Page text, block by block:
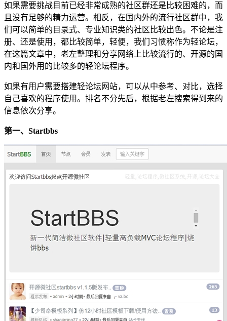
如果需要挑战目前已经非常成熟的社区群还是比较困难的，而
且没有足够的精力运营。相反，在国内外的流行社区群中，我
们可以简单的目录式、专业知识类的社区比较出色。不论是注
册、还是使用，都比较简单，轻便，我们习惯称作为轻论坛，
在这篇文章中，老左整理和分享网络上比较流行的、开源的国
内和国外用的比较多的轻论坛程序。
如果有用户需要搭建轻论坛网站，可以从中参考、对比，选择
自己喜欢的程序使用。排名不分先后，根据老左搜索得到来的
信息依次分享。
第一、Startbbs